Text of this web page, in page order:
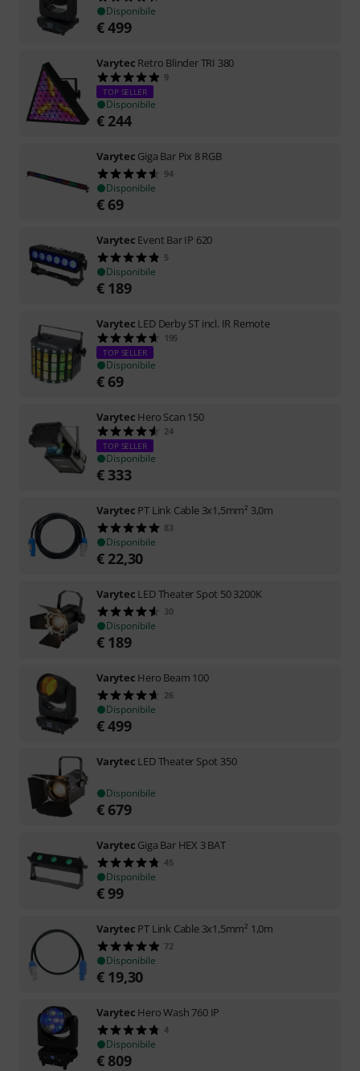
Disponibile
€499
Varytec Retro Blinder TRI 380
9
TOP SELLER
Disponibile
€ 244
Varytec Giga Bar Pix 8 RGB
94
Disponibile
€ 69
Varytec Event Bar IP 620
5
Disponibile
€ 189
Varytec LED Derby ST incl. IR Remote
195
TOP SELLER
Disponibile
€ 69
Varytec Hero Scan 150
24
TOP SELLER
Disponibile
€ 333
Varytec PT Link Cable 3x1,5mm² 3,0m
83
Disponibile
€ 22,30
Varytec LED Theater Spot 50 3200K
30
Disponibile
€ 189
Varytec Hero Beam 100
26
Disponibile
€499
Varytec LED Theater Spot 350
Disponibile
€ 679
Varytec Giga Bar HEX 3 BAT
45
Disponibile
€99
Varytec PT Link Cable 3x1,5mm² 1,0m
72
Disponibile
€ 19,30
Varytec Hero Wash 760 IP
4
Disponibile
€ 809